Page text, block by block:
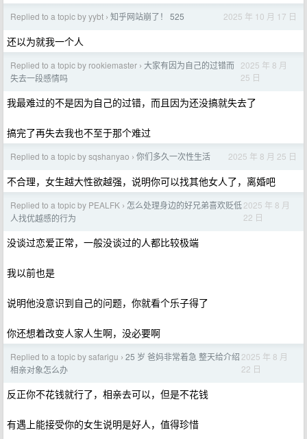
Replied to a topic by yybt › 知乎网站崩了！ 525 2025 年 10 月 17 日
还以为就我一个人
Replied to a topic by rookiemaster › 大家有因为自己的过错而
失去一段感情吗
2025 年 8 月
25 日
我最难过的不是因为自己的过错，而且因为还没搞就失去了
搞完了再失去我也不至于那个难过
Replied to a topic by sqshanyao › 你们多久一次性生活 2025 年 8 月 25 日
不合理，女生越大性欲越强，说明你可以找其他女人了，离婚吧
Replied to a topic by PEALFK › 怎么处理身边的好兄弟喜欢贬低
人找优越感的行为
2025 年 8 月
22 日
没谈过恋爱正常，一般没谈过的人都比较极端
我以前也是
说明他没意识到自己的问题，你就看个乐子得了
你还想着改变人家人生啊，没必要啊
Replied to a topic by safarigu › 25 岁 爸妈非常着急 整天给介绍
相亲对象怎么办
2025 年 8 月
22 日
反正你不花钱就行了，相亲去可以，但是不花钱
有遇上能接受你的女生说明是好人，值得珍惜